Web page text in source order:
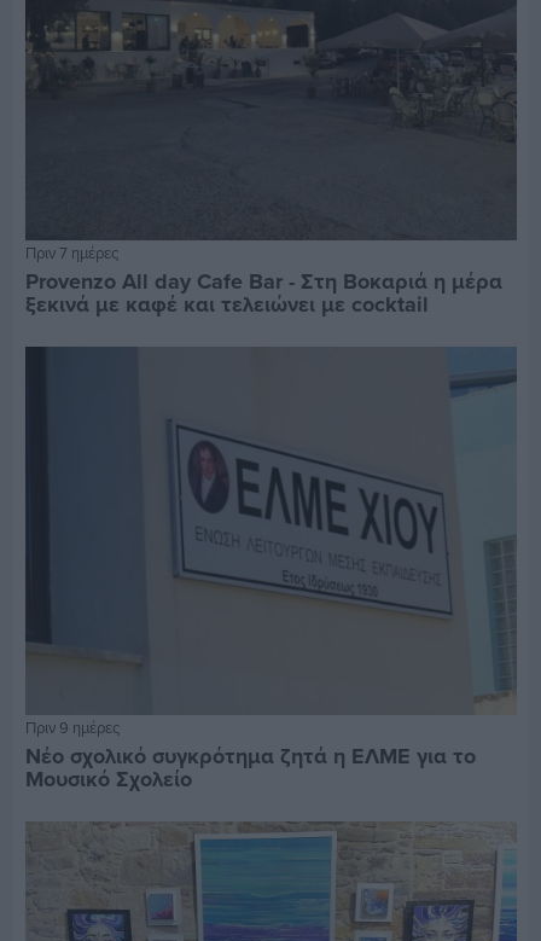
Πριν 7 ημέρες
Provenzo All day Cafe Bar - Στη Βοκαριά η μέρα
ξεκινά με καφέ και τελειώνει με cocktail
Πριν 9 ημέρες
Νέο σχολικό συγκρότημα ζητά η ΕΛΜΕ για το
Μουσικό Σχολείο